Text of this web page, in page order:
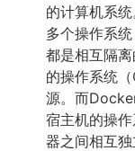
的计算机系
多个操作系
都是相互隔
的操作系统
源。而
宿主机的操
器之间相互独